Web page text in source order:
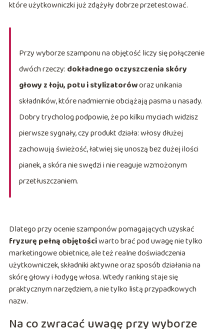
które użytkowniczki już zdążyły dobrze przetestować.
Przy wyborze szamponu na objętość liczy się połączenie
dwóch rzeczy: dokładnego oczyszczenia skóry
głowy z łoju, potu i stylizatoróworaz unikania
składników, które nadmiernie obciążają pasma u nasady.
Dobry trycholog podpowie, że po kilku myciach widzisz
pierwsze sygnały, czy produkt działa: włosy dłużej
zachowują świeżość, łatwiej się unoszą bez dużej ilości
pianek, a skóra nie swędzi i nie reaguje wzmożonym
przetłuszczaniem.
Dlatego przy ocenie szamponów pomagających uzyskać
fryzurę pełną objętościwarto brać pod uwagę nie tylko
marketingowe obietnice, ale też realne doświadczenia
użytkowniczek, składniki aktywne oraz sposób działania na
skórę głowy i łodygę włosa. Wtedy ranking staje się
praktycznym narzędziem, a nie tylko listą przypadkowych
nazw.
Na co zwracać uwagę przy wyborze